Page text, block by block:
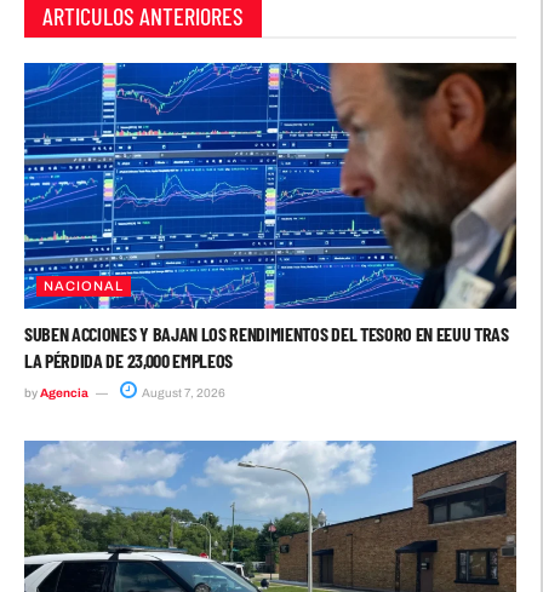
ARTICULOS ANTERIORES
NACIONAL
SUBEN ACCIONES Y BAJAN LOS RENDIMIENTOS DEL TESORO EN EEUU TRAS
LA PÉRDIDA DE 23,000 EMPLEOS
byAgencia August 7, 2026